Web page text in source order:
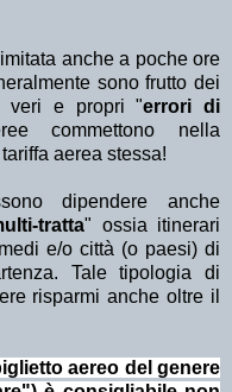
anche a poche ore
sono frutto dei
veri e propri "errori di
commettono nella
aerea stessa!
dipendere anche
tratta" ossia itinerari
e/o città (o paesi) di
Tale tipologia di
risparmi anche oltre il
aereo del genere